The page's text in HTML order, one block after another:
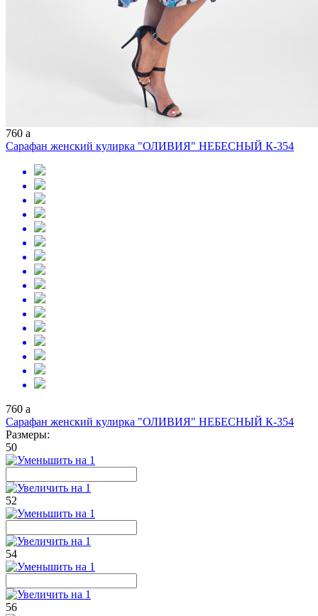
760 a
Сарафан женский кулирка "ОЛИВИЯ" НЕБЕСНЫЙ К-354
760 a
Сарафан женский кулирка "ОЛИВИЯ" НЕБЕСНЫЙ К-354
Размеры:
50
52
54
56